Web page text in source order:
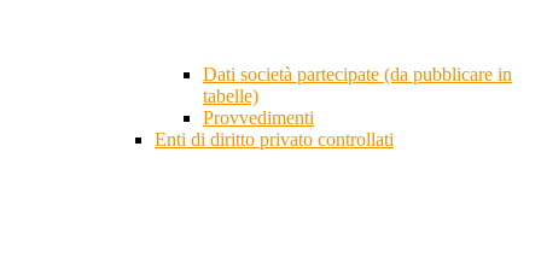
Dati società partecipate (da pubblicare in
tabelle)
Provvedimenti
Enti di diritto privato controllati